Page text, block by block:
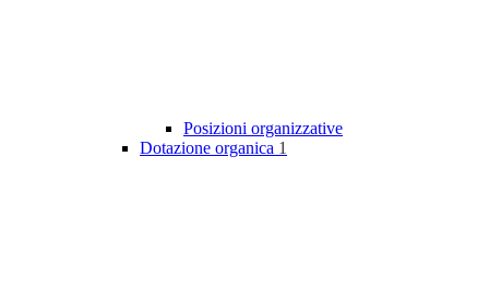
Posizioni organizzative
Dotazione organica 1